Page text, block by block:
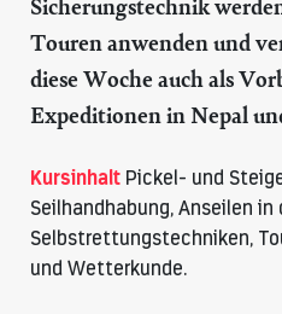
Touren anwenden und
diese Woche auch als
Expeditionen in Nepal
Kursinhalt Pickel- und
Seilhandhabung, Anseilen
Selbstrettungstechniken,
und Wetterkunde.